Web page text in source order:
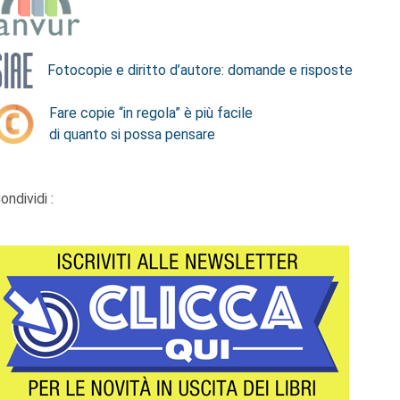
Fotocopie e diritto d’autore: domande e risposte
Fare copie “in regola” è più facile
di quanto si possa pensare
: